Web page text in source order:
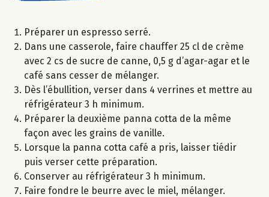
Préparer un espresso serré.
Dans une casserole, faire chauffer 25 cl de crème
avec 2 cs de sucre de canne, 0,5 g d’agar-agar et le
café sans cesser de mélanger.
Dès l’ébullition, verser dans 4 verrines et mettre au
réfrigérateur 3 h minimum.
Préparer la deuxième panna cotta de la même
façon avec les grains de vanille.
Lorsque la panna cotta café a pris, laisser tiédir
puis verser cette préparation.
Conserver au réfrigérateur 3 h minimum.
Faire fondre le beurre avec le miel, mélanger.